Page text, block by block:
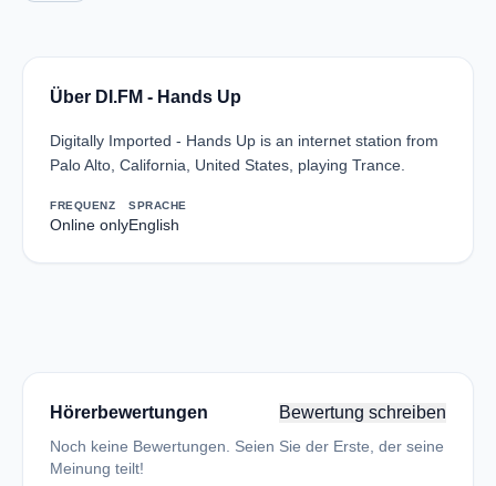
Über DI.FM - Hands Up
Digitally Imported - Hands Up is an internet station from
Palo Alto, California, United States, playing Trance.
FREQUENZ
Online only
SPRACHE
English
Hörerbewertungen Bewertung schreiben
Noch keine Bewertungen. Seien Sie der Erste, der seine
Meinung teilt!